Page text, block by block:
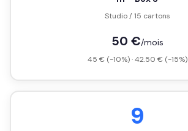
Studio / 15 cartons
50 €/mois
45 € (-10%) · 42.50 € (-15%)
9